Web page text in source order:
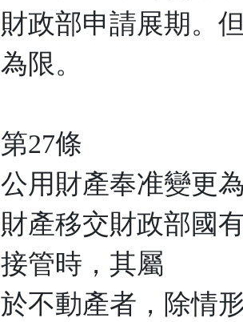
財政部申請展期。
為限。
第27條
公用財產奉准變更
財產移交財政部國
接管時，其屬
於不動產者，除情